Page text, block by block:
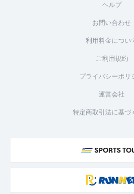
ヘルプ
お問い合わせ
利用料金につい
ご利用規約
プライバシーポリ
運営会社
特定商取引法に基づ